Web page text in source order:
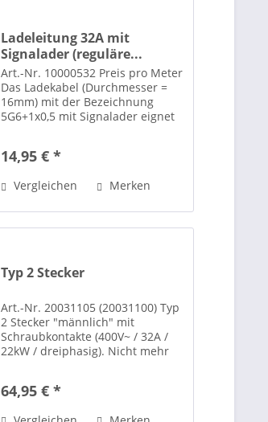
Ladeleitung 32A mit
Signalader (reguläre...
Art.-Nr. 10000532 Preis pro Meter
Das Ladekabel (Durchmesser =
16mm) mit der Bezeichnung
5G6+1x0,5 mit Signalader eignet
Typ 2 Kupplung für das Laden an
14,95 € *
Vergleichen Merken
Typ 2 Stecker
Art.-Nr. 20031105 (20031100) Typ
2 Stecker "männlich" mit
Schraubkontakte (400V~ / 32A /
22kW / dreiphasig). Nicht mehr
male with screw terminals for
64,95 € *